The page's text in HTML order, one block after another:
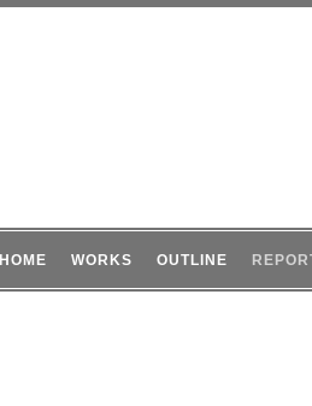
HOME WORKS OUTLINE